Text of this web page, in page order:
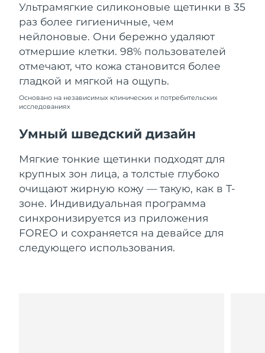
Ультрамягкие силиконовые щетинки в 35
раз более гигиеничные, чем
нейлоновые. Они бережно удаляют
отмершие клетки. 98% пользователей
отмечают, что кожа становится более
гладкой и мягкой на ощупь.
Основано на независимых клинических и потребительских
исследованиях
Умный шведский дизайн
Мягкие тонкие щетинки подходят для
крупных зон лица, а толстые глубоко
очищают жирную кожу — такую, как в Т-
зоне. Индивидуальная программа
синхронизируется из приложения
FOREO и сохраняется на девайсе для
следующего использования.
Саудовская Аравия
Ожидаемая дата доставки
Сингапур
Ожидаемая дата доставки
12/08/2026
Словакия
Ожидаемая дата доставки
Южно-Африканская
Ожидаемая дата доставки
18/08/2026
Республика Корея
Ожидаемая дата доставки
12/08/2026
Испания
Ожидаемая дата доставки
10/08/2026